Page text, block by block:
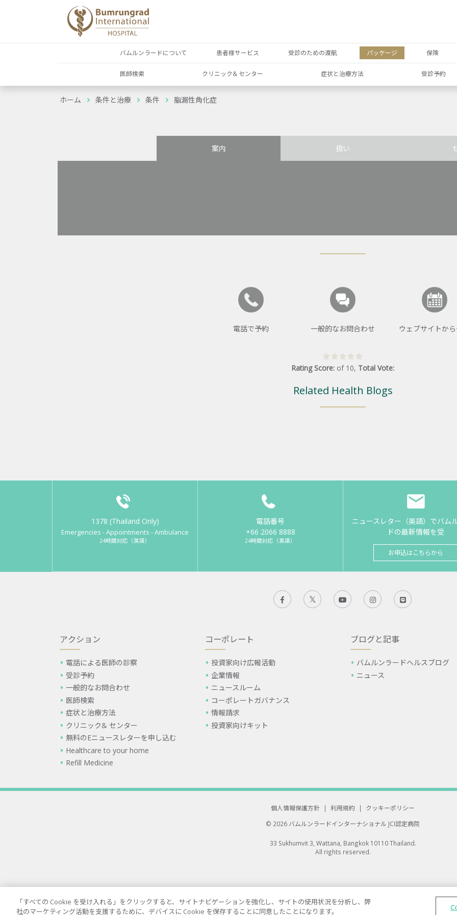
バムルンラードについて 患者様サービス 受診のための渡航 パッケージ 保険
医師検索 クリニック& センター 症状と治療方法 受診予約
ホーム 条件と治療 条件 脂漏性角化症
案内 扱い
電話で予約 一般的なお問合わせ ウェブサイトか
Rating Score: of 10, Total Vote:
Related Health Blogs
1378 (Thailand Only)
Emergencies - Appointments - Ambulance
24時間対応（英語）
電話番号
+66 2066 8888
24時間対応（英語）
ニュースレター（英語）でバム
ドの最新情報を受
お申込はこちらから
アクション
電話による医師の診察
受診予約
一般的なお問合わせ
医師検索
症状と治療方法
クリニック& センター
無料のEニュースレターを申し込む
Healthcare to your home
Refill Medicine
コーポレート
投資家向け広報活動
企業情報
ニュースルーム
コーポレートガバナンス
情報請求
投資家向けキット
ブログと記事
バムルンラードヘルスブログ
ニュース
個人情報保護方針 | 利用規約 |
クッキーポリシー
© 2026 バムルンラードインターナショナル JCI認定病院
33 Sukhumvit 3, Wattana, Bangkok 10110 Thailand.
All rights reserved.
「すべての Cookie を受け入れる」をクリックすると、サイトナビゲーションを強化し、サイトの使用状況を分析し、弊
社のマーケティング活動を支援するために、デバイスに Cookie を保存することに同意したことになります。